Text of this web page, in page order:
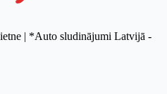
| *Auto sludinājumi Latvijā -